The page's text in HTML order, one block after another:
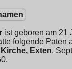
ist geboren am 21
folgende Paten
Exten.